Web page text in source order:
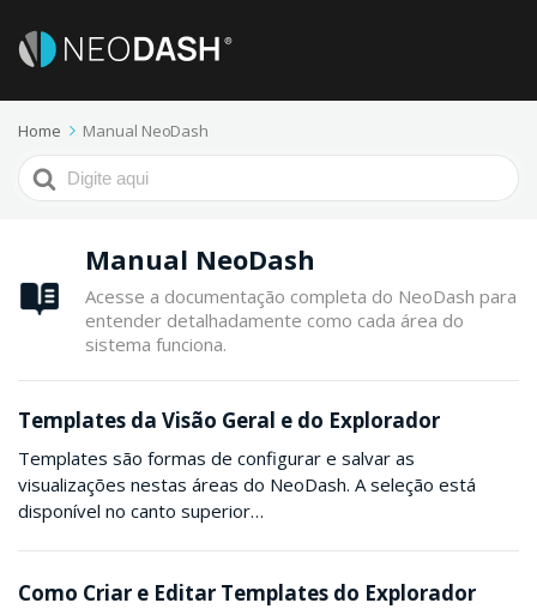
Home Manual NeoDash
Procurar
por
Manual NeoDash
Acesse a documentação completa do NeoDash para
entender detalhadamente como cada área do
sistema funciona.
Templates da Visão Geral e do Explorador
Templates são formas de configurar e salvar as
visualizações nestas áreas do NeoDash. A seleção está
disponível no canto superior…
Como Criar e Editar Templates do Explorador